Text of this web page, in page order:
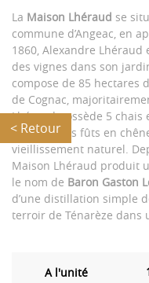
< Retour
La Maison Lhéraud se
commune d’Angeac, en
1860, Alexandre
des vignes dans son
compose de 85 hectares
de Cognac,
Lhéraud possède 5
reposent les fûts en
vieillissement naturel.
Maison Lhéraud produit
le nom de Baron Gaston
d’une distillation simple
terroir de Ténarèze dans
A l'unité